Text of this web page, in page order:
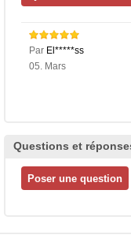
Par El*****ss
05. Mars
Questions et